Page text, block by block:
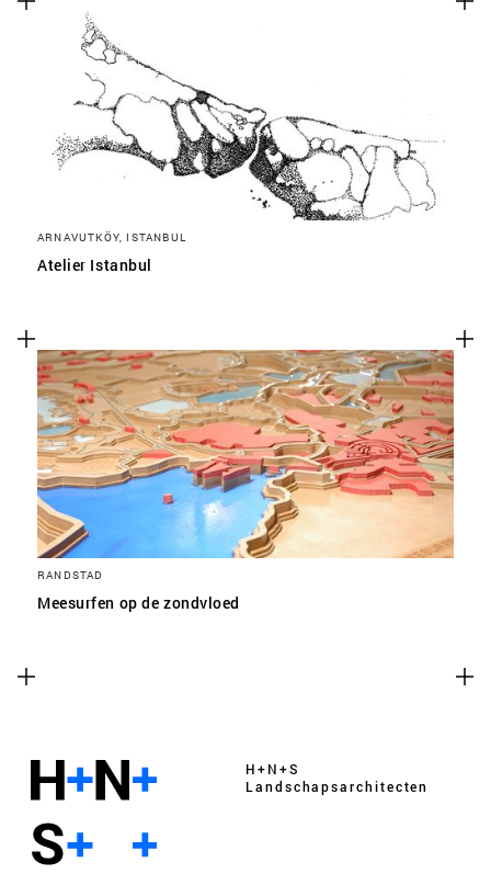
ARNAVUTKÖY, ISTANBUL
Atelier Istanbul
RANDSTAD
Meesurfen op de zondvloed
H+N+S
Landschaps­architecten